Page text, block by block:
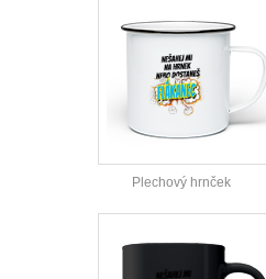
Plechový hrnček